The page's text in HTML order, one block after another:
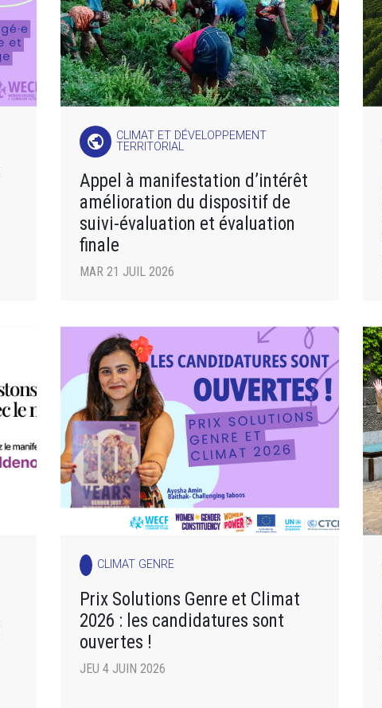
public
CLIMAT ET DÉVELOPPEMENT
TERRITORIAL
Appel à manifestation d’intérêt
amélioration du dispositif de
suivi-évaluation et évaluation
finale
MAR 21 JUIL 2026
CLIMAT GENRE
Prix Solutions Genre et Climat
2026 : les candidatures sont
ouvertes !
JEU 4 JUIN 2026